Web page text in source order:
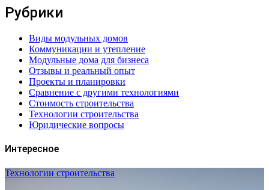
Рубрики
Виды модульных домов
Коммуникации и утепление
Модульные дома для бизнеса
Отзывы и реальный опыт
Проекты и планировки
Сравнение с другими технологиями
Стоимость строительства
Технологии строительства
Юридические вопросы
Интересное
Технологии строительства